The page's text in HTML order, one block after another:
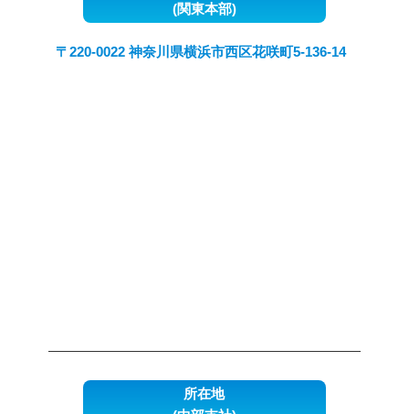
(関東本部)
〒220-0022 神奈川県横浜市西区花咲町5-136-14
所在地